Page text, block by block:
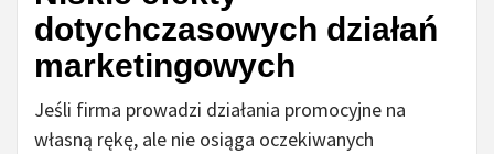
dotychczasowych działań
marketingowych
Jeśli firma prowadzi działania promocyjne na
własną rękę, ale nie osiąga oczekiwanych